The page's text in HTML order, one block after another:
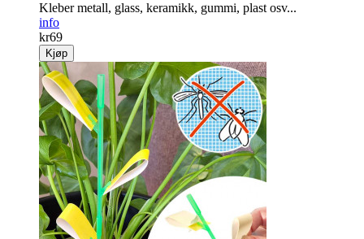
Kleber metall, glass, keramikk, gummi, plast osv...
info
kr69
Kjøp